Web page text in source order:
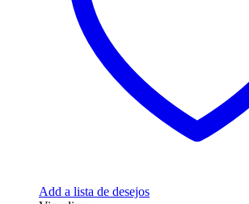
Add a lista de desejos